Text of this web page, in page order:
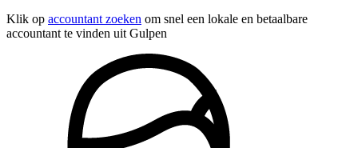
Klik op accountant zoeken om snel een lokale en betaalbare
accountant te vinden uit Gulpen